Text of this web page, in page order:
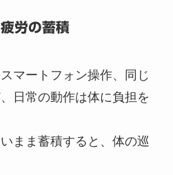
労の蓄積
マートフォン操作、同じ
日常の動作は体に負担を
まま蓄積すると、体の巡